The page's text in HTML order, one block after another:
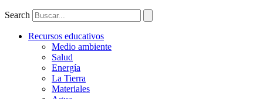
Search
Recursos educativos
Medio ambiente
Salud
Energía
La Tierra
Materiales